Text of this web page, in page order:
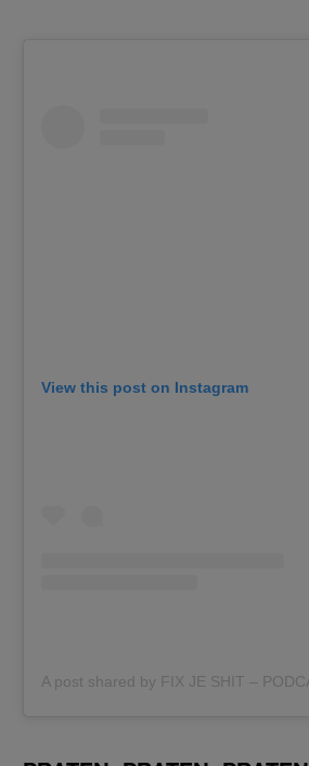
View this post on Instagram